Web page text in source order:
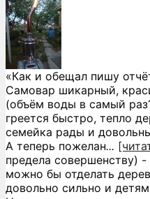
«Как и обещал пишу
Самовар шикарный,
(объём воды в самый
греется быстро, тепло
семейка рады и
А теперь пожелан...
предела совершенству)
можно бы отделать
довольно сильно и